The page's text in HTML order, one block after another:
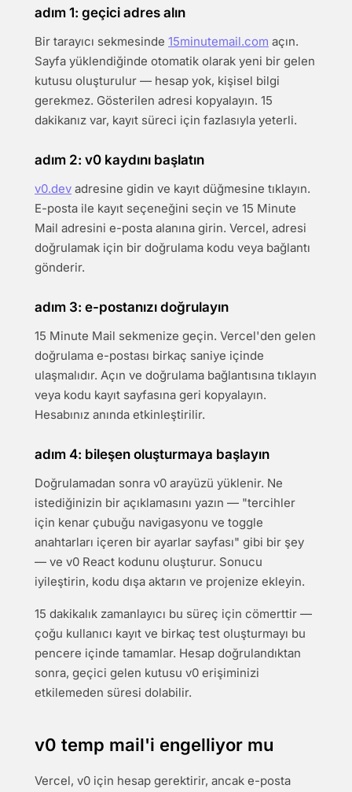
adım 1: geçici adres alın
Bir tarayıcı sekmesinde 15minutemail.com açın.
Sayfa yüklendiğinde otomatik olarak yeni bir gelen
kutusu oluşturulur — hesap yok, kişisel bilgi
gerekmez. Gösterilen adresi kopyalayın. 15
dakikanız var, kayıt süreci için fazlasıyla yeterli.
adım 2: v0 kaydını başlatın
v0.dev adresine gidin ve kayıt düğmesine tıklayın.
E-posta ile kayıt seçeneğini seçin ve 15 Minute
Mail adresini e-posta alanına girin. Vercel, adresi
doğrulamak için bir doğrulama kodu veya bağlantı
gönderir.
adım 3: e-postanızı doğrulayın
15 Minute Mail sekmenize geçin. Vercel'den gelen
doğrulama e-postası birkaç saniye içinde
ulaşmalıdır. Açın ve doğrulama bağlantısına tıklayın
veya kodu kayıt sayfasına geri kopyalayın.
Hesabınız anında etkinleştirilir.
adım 4: bileşen oluşturmaya başlayın
Doğrulamadan sonra v0 arayüzü yüklenir. Ne
istediğinizin bir açıklamasını yazın — "tercihler
için kenar çubuğu navigasyonu ve toggle
anahtarları içeren bir ayarlar sayfası" gibi bir şey
— ve v0 React kodunu oluşturur. Sonucu
iyileştirin, kodu dışa aktarın ve projenize ekleyin.
15 dakikalık zamanlayıcı bu süreç için cömerttir —
çoğu kullanıcı kayıt ve birkaç test oluşturmayı bu
pencere içinde tamamlar. Hesap doğrulandıktan
sonra, geçici gelen kutusu v0 erişiminizi
etkilemeden süresi dolabilir.
v0 temp mail'i engelliyor mu
Vercel, v0 için hesap gerektirir, ancak e-posta